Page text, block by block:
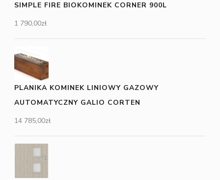
SIMPLE FIRE BIOKOMINEK CORNER 900L
1 790,00zł
PLANIKA KOMINEK LINIOWY GAZOWY
AUTOMATYCZNY GALIO CORTEN
14 785,00zł